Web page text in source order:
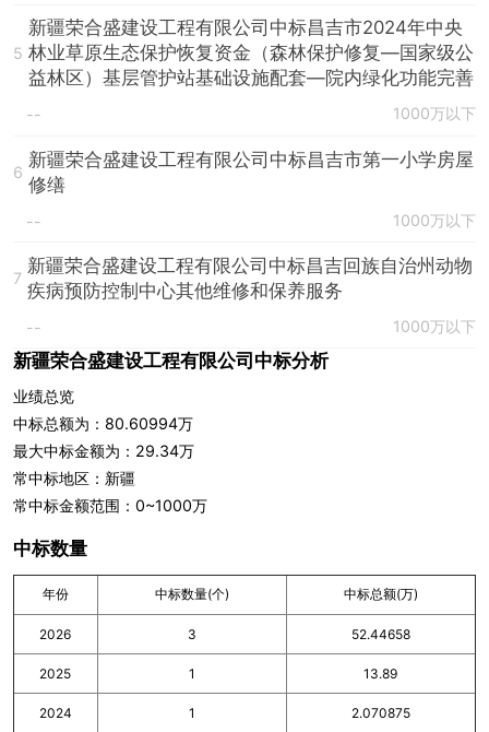
5
新疆荣合盛建设工程有限公司中标昌吉市2024年中央
林业草原生态保护恢复资金（森林保护修复—国家级公
益林区）基层管护站基础设施配套—院内绿化功能完善
-- 1000万以下
6
新疆荣合盛建设工程有限公司中标昌吉市第一小学房屋
修缮
-- 1000万以下
7
新疆荣合盛建设工程有限公司中标昌吉回族自治州动物
疾病预防控制中心其他维修和保养服务
-- 1000万以下
新疆荣合盛建设工程有限公司中标分析
业绩总览
中标总额为：80.60994万
最大中标金额为：29.34万
常中标地区：新疆
常中标金额范围：0~1000万
中标数量
年份 中标数量(个) 中标总额(万)
2026 3 52.44658
2025 1 13.89
2024 1 2.070875